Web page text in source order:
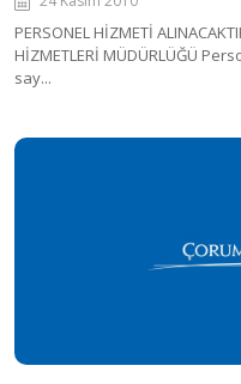
PERSONEL HİZMETİ
HİZMETLERİ MÜDÜRLÜĞÜ
say...